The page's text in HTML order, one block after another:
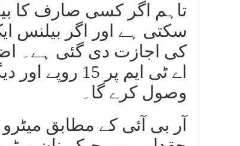
سکتی ہے اور اگر بیلنس
کی اجازت دی گئی ہے۔
وصول کرے گا۔
آر بی آئی کے مطابق